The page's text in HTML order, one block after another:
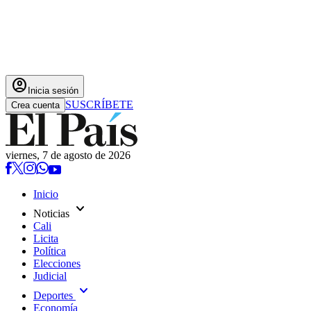
account_circle Inicia sesión
Crea cuenta SUSCRÍBETE
viernes, 7 de agosto de 2026
Inicio
Noticias expand_more
Cali
Licita
Política
Elecciones
Judicial
Deportes expand_more
Economía